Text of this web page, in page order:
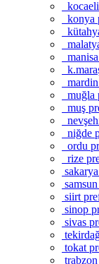
konya
muğla
muş
niğde
ordu
rize
siirt
sinop
sivas
tokat